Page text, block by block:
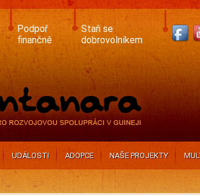
Podpoř
finančně
Staň se
dobrovolníkem
UDÁLOSTI ADOPCE NAŠE PROJEKTY